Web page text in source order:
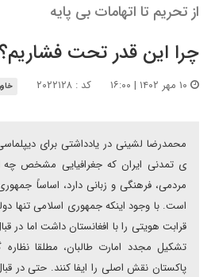
از تحریم تا اتهامات بی پایه
چرا این قدر تحت
کد : ۲۰۲۲۱۲۸
محمدرضا لشینی در یادداشتی برای
ی تمدنی ایران که جغرافیایی مشخص چه
مردمی، فرهنگی و زبانی دارد، اساساً
است. با وجود اینکه جمهوری اسلامی تنها
قرابت هویتی را با افغانستان داشت اما در
تشکیل مجدد امارت طالبان، مطلقا نظاره
پاکستان نقش اصلی را ایفا کنند. حتی در